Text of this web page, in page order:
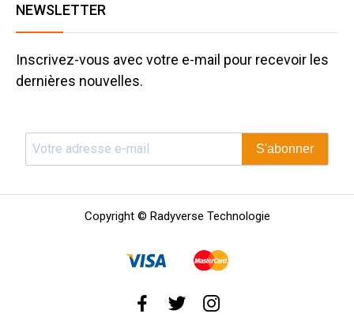
NEWSLETTER
Inscrivez-vous avec votre e-mail pour recevoir les
dernières nouvelles.
S'abonner
Copyright © Radyverse Technologie